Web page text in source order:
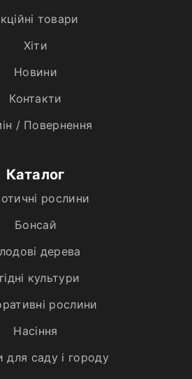
товари
Хiти
Новини
Контакти
/ Повернення
Каталог
рослини
Бонсай
дерева
культури
рослини
Насіння
для саду і городу